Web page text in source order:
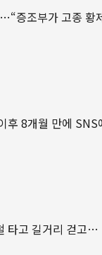
증조부가 고종 황
후 8개월 만에 SNS
타고 길거리 걷고…